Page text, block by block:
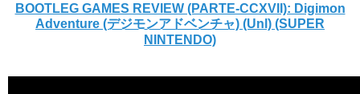
BOOTLEG GAMES REVIEW (PARTE-CCXVII): Digimon
Adventure (デジモンアドベンチャ) (Unl) (SUPER
NINTENDO)